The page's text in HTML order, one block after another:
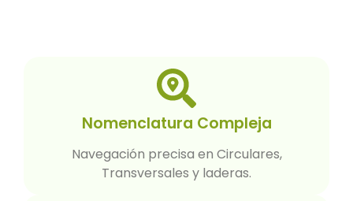
Nomenclatura Compleja
Navegación precisa en Circulares,
Transversales y laderas.